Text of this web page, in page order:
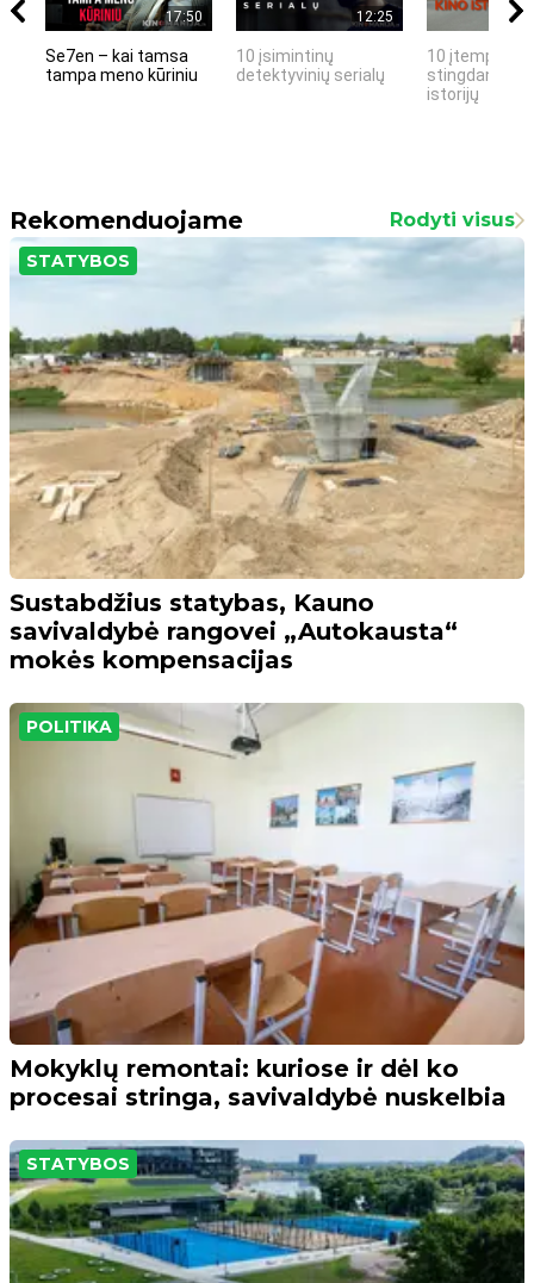
17:50
Se7en – kai tamsa
tampa meno kūriniu
12:25
10 įsimintinų
detektyvinių serialų
10 įtemptų,
stingdančių
istorijų
Rekomenduojame Rodyti visus
STATYBOS
Sustabdžius statybas, Kauno
savivaldybė rangovei „Autokausta“
mokės kompensacijas
POLITIKA
Mokyklų remontai: kuriose ir dėl ko
procesai stringa, savivaldybė nuskelbia
STATYBOS